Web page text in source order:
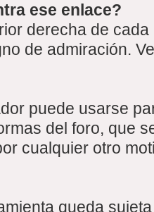
ese enlace?
derecha de
de admiración.
puede usarse
del foro, que
cualquier otro
queda